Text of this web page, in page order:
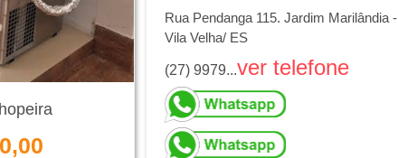
Rua Pendanga 115. Jardim Marilândia -
Vila Velha/ ES
(27) 9979...ver telefone